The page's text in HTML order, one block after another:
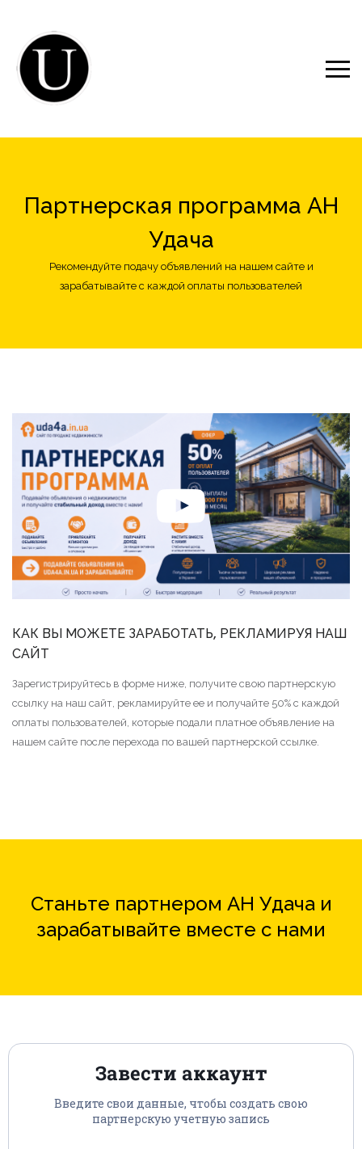
Партнерская программа АН
Удача
Рекомендуйте подачу объявлений на нашем сайте и
зарабатывайте с каждой оплаты пользователей
КАК ВЫ МОЖЕТЕ ЗАРАБОТАТЬ, РЕКЛАМИРУЯ НАШ
САЙТ
Зарегистрируйтесь в форме ниже, получите свою партнерскую
ссылку на наш сайт, рекламируйте ее и получайте 50% с каждой
оплаты пользователей, которые подали платное объявление на
нашем сайте после перехода по вашей партнерской ссылке.
Станьте партнером АН Удача и
зарабатывайте вместе с нами
Завести аккаунт
Введите свои данные, чтобы создать свою
партнерскую учетную запись